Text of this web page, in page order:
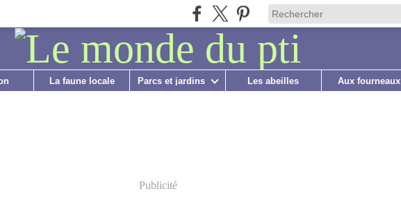
La faune locale Parcs et jardins Les abeilles Aux fourneaux
Publicité